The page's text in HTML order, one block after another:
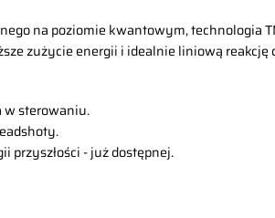
na poziomie kwantowym, technologia
zużycie energii i idealnie liniową reakcję
w sterowaniu.
przyszłości - już dostępnej.